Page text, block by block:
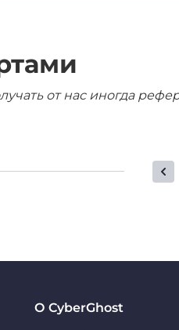
от нас иногда
О CyberGhost